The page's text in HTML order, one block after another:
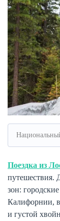
Поездка из
путешествия.
зон:
Калифорнии,
и густой